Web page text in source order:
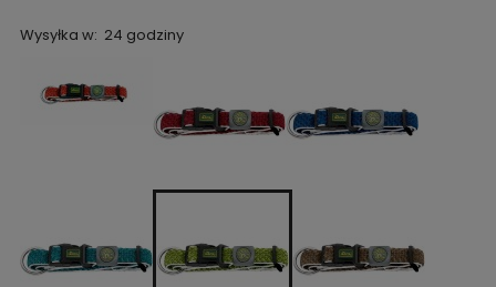
Wysyłka w: 24 godziny